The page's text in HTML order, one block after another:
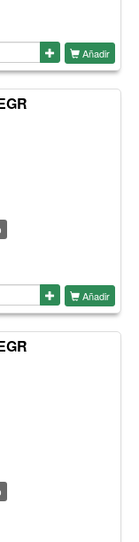
Añadir
Añadir